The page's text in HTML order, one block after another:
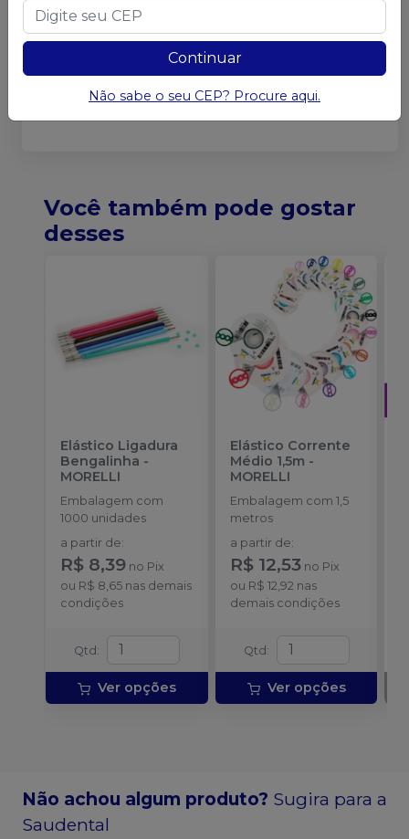
A finalidade dos fios é prender, fixar e unir um ou
mais bráquetes e/ou tubos e/ou botões que estão
colados nos dentes, realizar a amarração dos
bráquetes, tubos e botões.
Você também pode gostar
desses
Elástico Ligadura
Bengalinha -
MORELLI
Embalagem com
1000 unidades
a partir de:
R$ 8,39 no Pix
ou R$ 8,65 nas demais
condições
Qtd :
Ver opções
Elástico Corrente
Médio 1,5m -
MORELLI
Embalagem com 1,5
metros
a partir de:
R$ 12,53 no Pix
ou R$ 12,92 nas
demais condições
Qtd :
Ver opções
Não achou algum produto? Sugira para a
Saudental
Continuar
Não sabe o seu CEP? Procure aqui.